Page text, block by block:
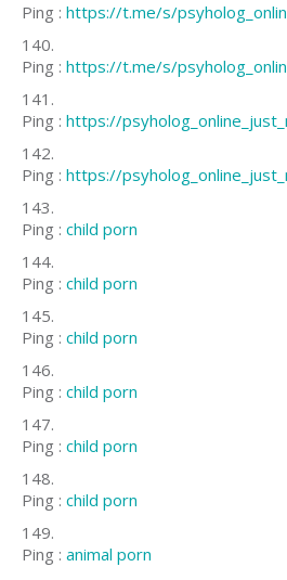
Ping : https://t.me/s/
Ping : https://t.me/s/
Ping : https://
Ping : https://
Ping : child porn
Ping : child porn
Ping : child porn
Ping : child porn
Ping : child porn
Ping : child porn
Ping : animal porn